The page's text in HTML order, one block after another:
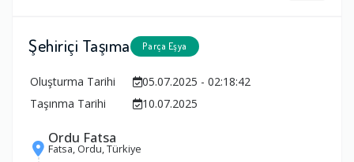
Şehiriçi Taşıma Parça Eşya
Oluşturma Tarihi
05.07.2025 - 02:18:42
Taşınma Tarihi
10.07.2025
Ordu Fatsa
Fatsa, Ordu, Türkiye